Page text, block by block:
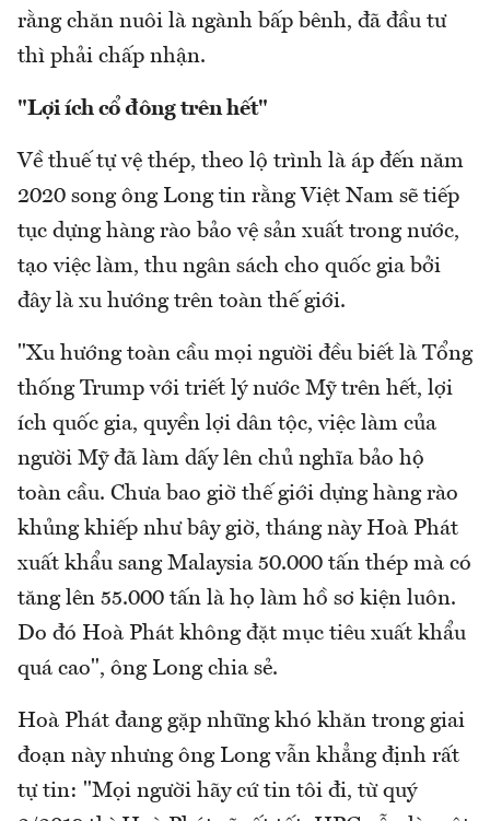
rằng chăn nuôi là ngành bấp bênh, đã đầu tư
thì phải chấp nhận.
"Lợi ích cổ đông trên hết"
Về thuế tự vệ thép, theo lộ trình là áp đến năm
2020 song ông Long tin rằng Việt Nam sẽ tiếp
tục dựng hàng rào bảo vệ sản xuất trong nước,
tạo việc làm, thu ngân sách cho quốc gia bởi
đây là xu hướng trên toàn thế giới.
"Xu hướng toàn cầu mọi người đều biết là Tổng
thống Trump với triết lý nước Mỹ trên hết, lợi
ích quốc gia, quyền lợi dân tộc, việc làm của
người Mỹ đã làm dấy lên chủ nghĩa bảo hộ
toàn cầu. Chưa bao giờ thế giới dựng hàng rào
khủng khiếp như bây giờ, tháng này Hoà Phát
xuất khẩu sang Malaysia 50.000 tấn thép mà có
tăng lên 55.000 tấn là họ làm hồ sơ kiện luôn.
Do đó Hoà Phát không đặt mục tiêu xuất khẩu
quá cao", ông Long chia sẻ.
Hoà Phát đang gặp những khó khăn trong giai
đoạn này nhưng ông Long vẫn khẳng định rất
tự tin: "Mọi người hãy cứ tin tôi đi, từ quý